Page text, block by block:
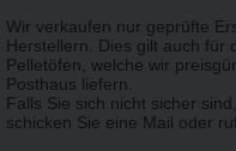
Wir verkaufen nur geprüfte
Herstellern. Dies gilt auch für
Pelletöfen, welche wir
Posthaus liefern.
Falls Sie sich nicht sicher
schicken Sie eine Mail oder